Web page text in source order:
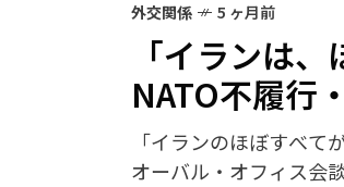
外交関係 5 ヶ月前
「イランは
NATO不履行
「イランのほぼすべ
オーバル・オフィス会